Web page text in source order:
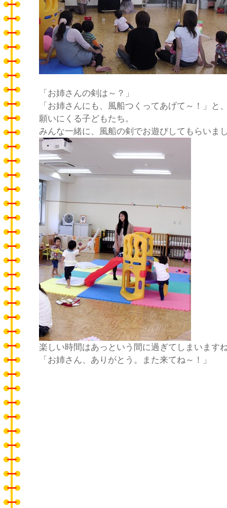
「お姉さんの剣は～？」
「お姉さんにも、風船つくってあげて～！」と
願いにくる子どもたち。
みんな一緒に、風船の剣でお遊びしてもらいま
楽しい時間はあっという間に過ぎてしまいます
「お姉さん、ありがとう。また来てね～！」